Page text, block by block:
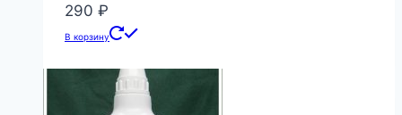
290 ₽
В корзину